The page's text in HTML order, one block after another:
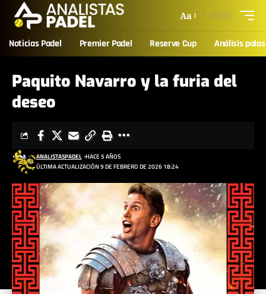
Aa
Noticias Padel Premier Padel Reserve Cup Análisis palas
Paquito Navarro y la furia del
deseo
ÚLTIMA ACTUALIZACIÓN 9 DE FEBRERO DE 2026 18:24
ANALISTASPADEL HACE 5 AÑOS